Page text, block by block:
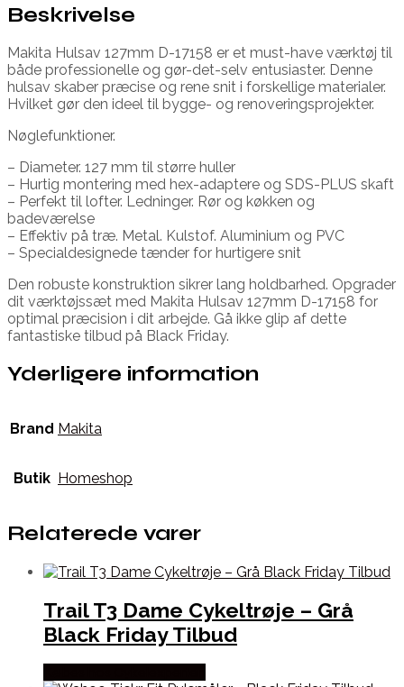
Beskrivelse
Makita Hulsav 127mm D-17158 er et must-have værktøj til
både professionelle og gør-det-selv entusiaster. Denne
hulsav skaber præcise og rene snit i forskellige materialer.
Hvilket gør den ideel til bygge- og renoveringsprojekter.
Nøglefunktioner.
– Diameter. 127 mm til større huller
– Hurtig montering med hex-adaptere og SDS-PLUS skaft
– Perfekt til lofter. Ledninger. Rør og køkken og
badeværelse
– Effektiv på træ. Metal. Kulstof. Aluminium og PVC
– Specialdesignede tænder for hurtigere snit
Den robuste konstruktion sikrer lang holdbarhed. Opgrader
dit værktøjssæt med Makita Hulsav 127mm D-17158 for
optimal præcision i dit arbejde. Gå ikke glip af dette
fantastiske tilbud på Black Friday.
Yderligere information
Brand Makita
Butik Homeshop
Relaterede varer
Trail T3 Dame Cykeltrøje – Grå
Black Friday Tilbud